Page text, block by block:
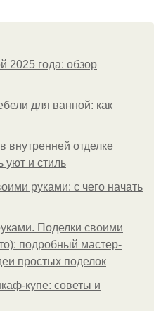
2025 года: обзор
для ванной: как
отделке
уют и стиль
руками: с чего начать
Поделки своими
подробный мастер-
простых поделок
купе: советы и